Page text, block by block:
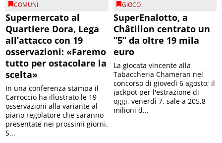
COMUNI
Supermercato al
Quartiere Dora, Lega
all’attacco con 19
osservazioni: «Faremo
tutto per ostacolare la
scelta»
In una conferenza stampa il
Carroccio ha illustrato le 19
osservazioni alla variante al
piano regolatore che saranno
presentate nei prossimi giorni.
S...
GIOCO
SuperEnalotto, a
Châtillon centrato un
“5” da oltre 19 mila
euro
La giocata vincente alla
Tabaccheria Chameran nel
concorso di giovedì 6 agosto; il
jackpot per l'estrazione di
oggi, venerdì 7, sale a 205,8
milioni d...